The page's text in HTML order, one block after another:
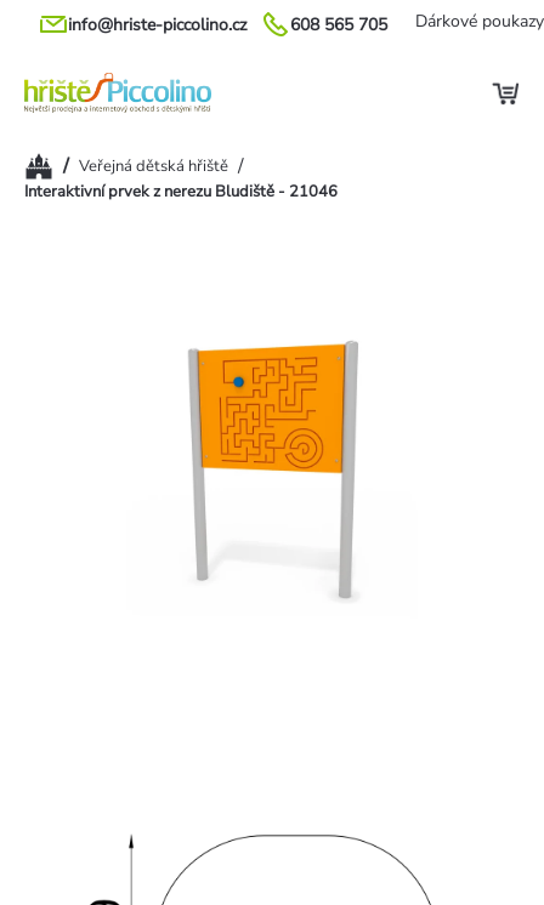
Přejít
608 565 705
info@hriste-piccolino.cz Dárkové poukazy
Domů/ Veřejná dětská hřiště /
Interaktivní prvek z nerezu Bludiště - 21046